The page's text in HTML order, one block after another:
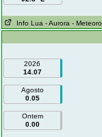
Info Lua - Aurora -
2026
14.07
Agosto
0.05
Ontem
0.00